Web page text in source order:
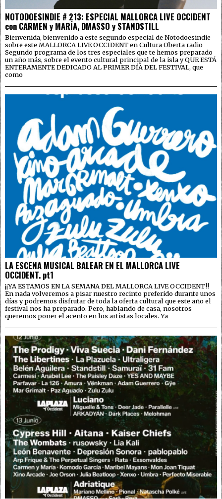
NOTODOESINDIE # 213: ESPECIAL MALLORCA LIVE OCCIDENT
con CARMEN y MARÍA, DMASSO y STANDSTILL
Bienvenida, bienvenido a este segundo especial de Notodoesindie
sobre este MALLORCA LIVE OCCIDENT en Cultura Oberta radio
Segundo programa de los tres especiales que te hemos preparado
un año más, sobre el evento cultural principal de la isla y QUE ESTÁ
ENTERAMENTE DEDICADO AL PRIMER DÍA DEL FESTIVAL, que
como
LA ESCENA MUSICAL BALEAR EN EL MALLORCA LIVE
OCCIDENT. pt1
¡¡YA ESTAMOS EN LA SEMANA DEL MALLORCA LIVE OCCIDENT!!
En nada volveremos a pisar nuestro recinto preferido durante unos
días y podremos disfrutar de toda la oferta cultural que este año el
festival nos ha preparado. Pero, hablando de casa, nosotros
queremos poner el acento en los artistas locales. Ya